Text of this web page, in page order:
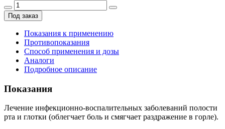
Под заказ
Показания к применению
Противопоказания
Способ применения и дозы
Аналоги
Подробное описание
Показания
Лечение инфекционно-воспалительных заболеваний полости
рта и глотки (облегчает боль и смягчает раздражение в горле).